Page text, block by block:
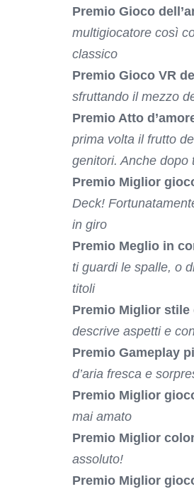
Premio Gioco
multigiocatore così
classico
Premio Gioco VR
sfruttando il mezzo
Premio Atto
prima volta il frutto
genitori. Anche dopo
Premio Miglior
Deck!
in giro
Premio Meglio in
ti guardi le spalle, o
titoli
Premio Miglior stile
descrive aspetti e
Premio Gameplay
d’aria fresca e
Premio Miglior
mai amato
Premio Miglior
assoluto!
Premio Miglior